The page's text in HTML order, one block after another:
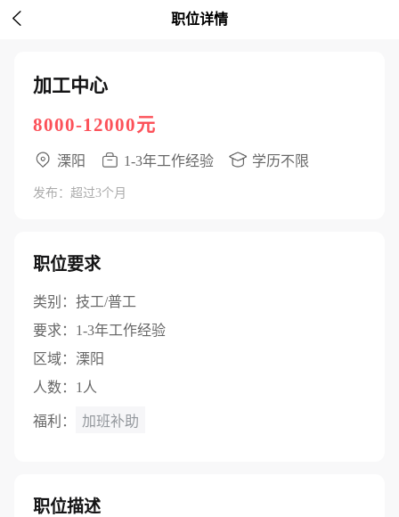
 职位详情
加工中心
8000-12000元
溧阳 1-3年工作经验 学历不限
发布：超过3个月
职位要求
类别： 技工/普工
要求： 1-3年工作经验
区域： 溧阳
人数： 1人
福利： 加班补助
职位描述